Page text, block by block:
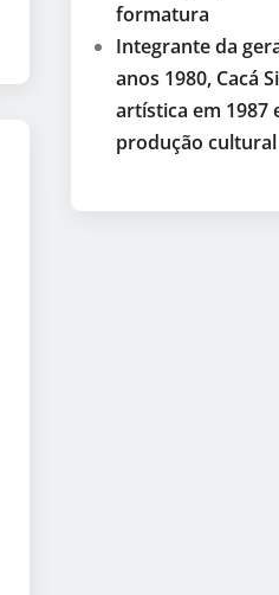
formatura
Integrante da
anos 1980, Cacá
artística em 1987
produção